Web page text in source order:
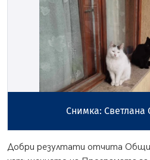
Снимка: Светлана
Добри резултати отчита